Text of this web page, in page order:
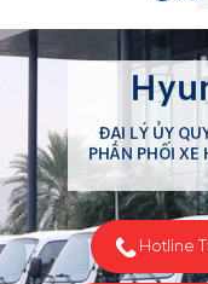
ĐẠI LÝ ỦY
PHÂN PHỐI
Hotline